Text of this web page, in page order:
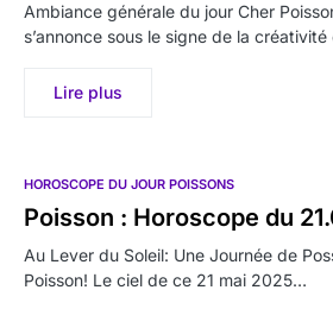
Ambiance générale du jour Cher
s’annonce sous le signe de la
Lire plus
HOROSCOPE DU JOUR POISSONS
Poisson : Horoscope du
Au Lever du Soleil: Une Journée de
Poisson! Le ciel de ce 21 mai 2025…